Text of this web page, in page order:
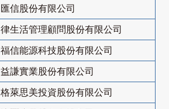
匯信股份有限公司
律生活管理顧問股份有限公司
福信能源科技股份有限公司
益謙實業股份有限公司
格萊思美投資股份有限公司